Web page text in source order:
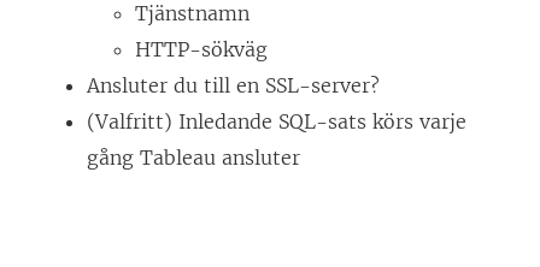
Tjänstnamn
HTTP-sökväg
Ansluter du till en SSL-server?
(Valfritt) Inledande SQL-sats körs varje
gång Tableau ansluter